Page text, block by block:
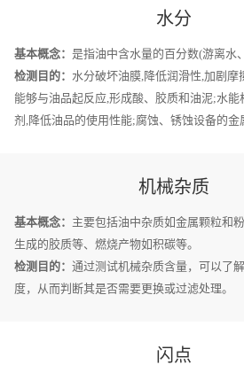
水分
基本概念： 是指油中含水量的百分数(游离水
检测目的： 水分破坏油膜,降低润滑性,加剧摩
能够与油品起反应,形成酸、胶质和油泥;水能
剂,降低油品的使用性能;腐蚀、锈蚀设备的金
机械杂质
基本概念： 主要包括油中杂质如金属颗粒和
生成的胶质等、燃烧产物如积碳等。
检测目的： 通过测试机械杂质含量，可以了
度，从而判断其是否需要更换或过滤处理。
闪点